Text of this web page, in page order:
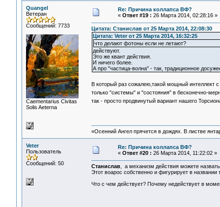
Quangel
Ветеран
Сообщений: 7733
Сaementarius Civitas
Solis Aeterna
Re: Причина коллапса ВФ?
« Ответ #19 : 26 Марта 2014, 02:28:16 »
Цитата: Станислав от 25 Марта 2014, 22:08:30
Цитата: Veter от 25 Марта 2014, 16:32:25
что делают фотоны если не летают?
действуют.
Это же квант действия.
И ничего более.
А про "частица-волна" - так, традиционное
В который раз сожалею,такой мощный интеллект
только "системы" и "состояния" в бесконечно-
так - просто продвинутый вариант нашего
«Осенний Ангел прячется в дождях. В листве
Veter
Пользователь
Сообщений: 50
Re: Причина коллапса ВФ?
« Ответ #20 : 26 Марта 2014, 11:22:02 »
Станислав, а механизм действия можете
Этот воарос собственно и фигурирует в названии
Что с чем действует? Почему недействует в